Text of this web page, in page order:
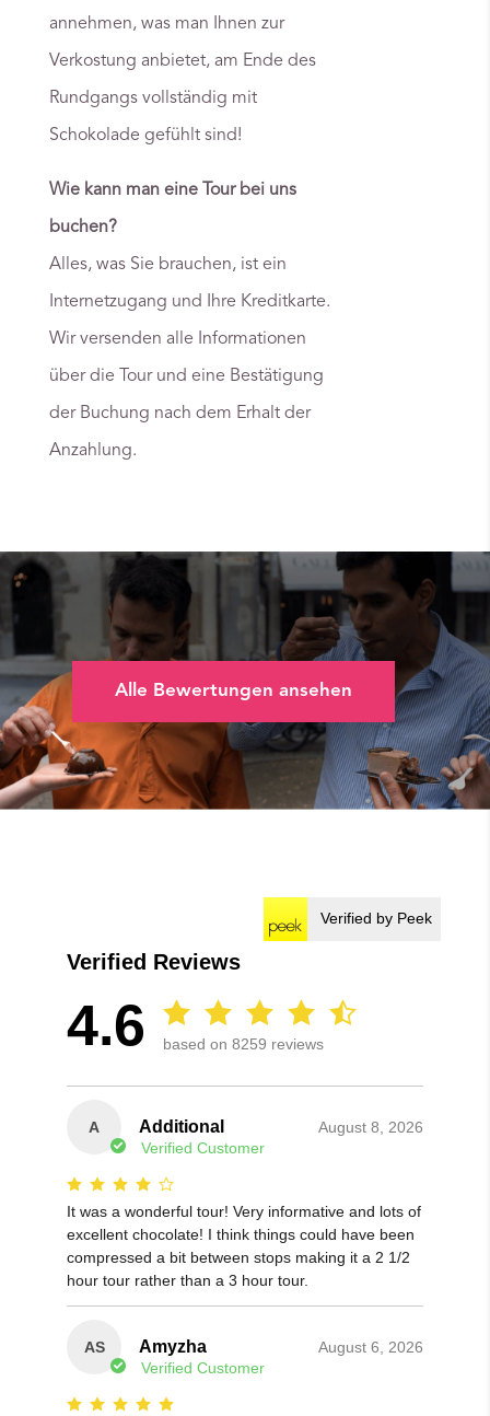
annehmen, was man Ihnen zur
Verkostung anbietet, am Ende des
Rundgangs vollständig mit
Schokolade gefühlt sind!
Wie kann man eine Tour bei uns
buchen?
Alles, was Sie brauchen, ist ein
Internetzugang und Ihre Kreditkarte.
Wir versenden alle Informationen
über die Tour und eine Bestätigung
der Buchung nach dem Erhalt der
Anzahlung.
Alle Bewertungen ansehen